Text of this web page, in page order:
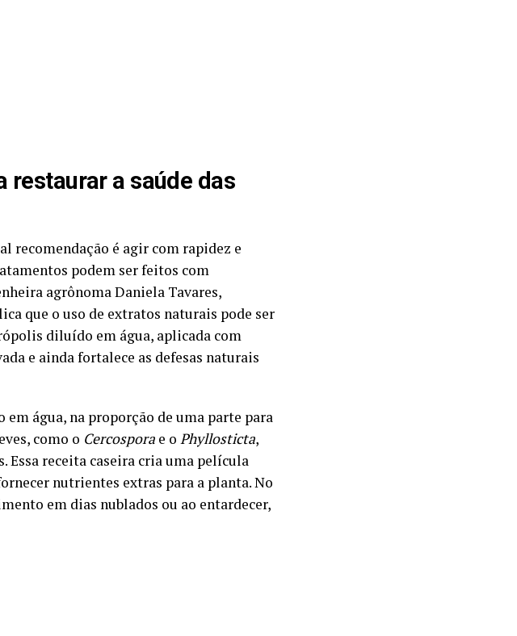
restaurar a saúde das
recomendação é agir com rapidez e
podem ser feitos com
agrônoma Daniela Tavares,
que o uso de extratos naturais pode ser
diluído em água, aplicada com
e ainda fortalece as defesas naturais
água, na proporção de uma parte para
como o Cercospora e o Phyllosticta,
Essa receita caseira cria uma película
nutrientes extras para a planta. No
em dias nublados ou ao entardecer,